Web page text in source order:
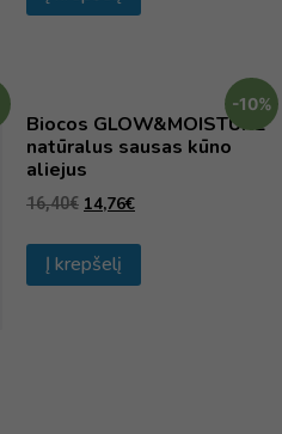
-10%
Biocos GLOW&MOISTURE
natūralus sausas kūno
aliejus
16,40€ 14,76€
Į krepšelį